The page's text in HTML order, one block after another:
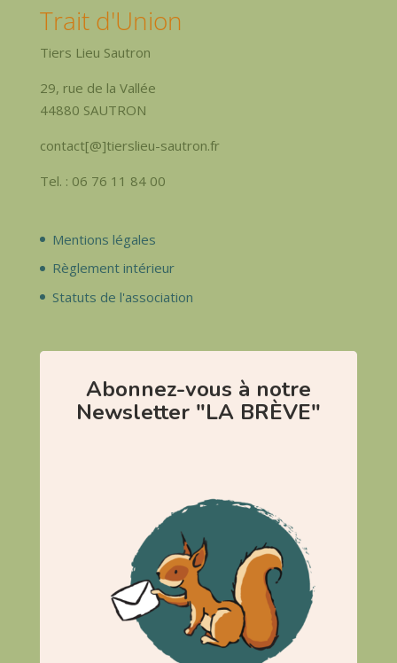
Trait d'Union
Tiers Lieu Sautron
29, rue de la Vallée
44880 SAUTRON
contact[@]tierslieu-sautron.fr
Tel. : 06 76 11 84 00
Mentions légales
Règlement intérieur
Statuts de l'association
Abonnez-vous à notre
Newsletter "LA BRÈVE"